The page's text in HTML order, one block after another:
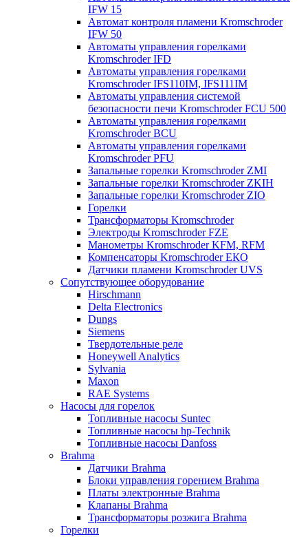
IFW 15
Автомат контроля пламени Kromschroder
IFW 50
Автоматы управления горелками
Kromschroder IFD
Автоматы управления горелками
Kromschroder IFS110IM, IFS111IM
Автоматы управления системой
безопасности печи Kromschroder FCU 500
Автоматы управления горелками
Kromschroder BCU
Автоматы управления горелками
Kromschroder PFU
Запальные горелки Kromschroder ZМI
Запальные горелки Kromschroder ZKIH
Запальные горелки Kromschroder ZIO
Горелки
Трансформаторы Kromschroder
Электроды Kromschroder FZE
Манометры Kromschroder KFM, RFM
Компенсаторы Kromschroder ЕКО
Датчики пламени Kromschroder UVS
Сопутствующее оборудование
Hirschmann
Delta Electronics
Dungs
Siemens
Твердотельные реле
Honeywell Analytics
Sylvania
Maxon
RAE Systems
Насосы для горелок
Топливные насосы Suntec
Топливные насосы hp-Technik
Топливные насосы Danfoss
Brahma
Датчики Brahma
Блоки управления горением Brahma
Платы электронные Brahma
Клапаны Brahma
Трансформаторы розжига Brahma
Горелки